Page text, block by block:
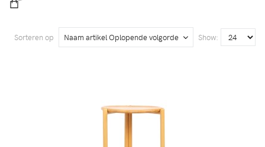
Sorteren op Naam artikel Oplopende volgorde Show: